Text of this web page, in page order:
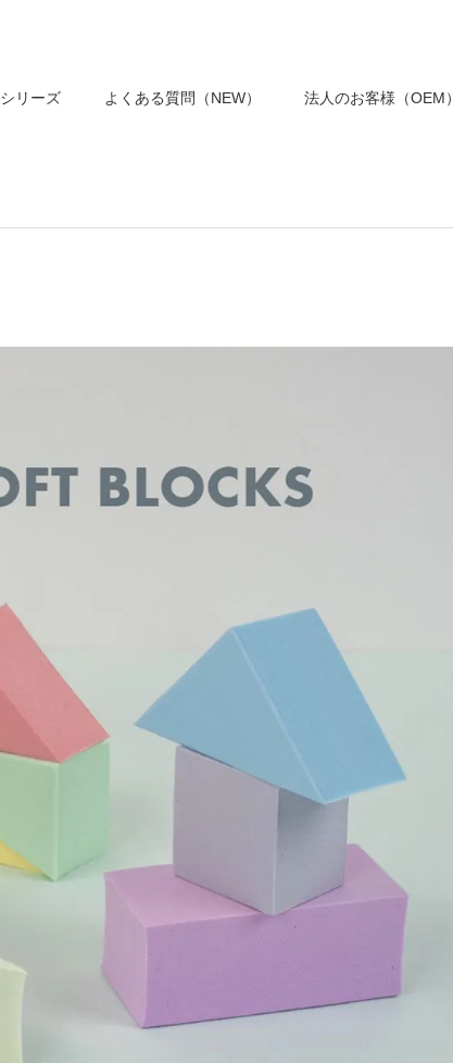
シリーズ よくある質問（NEW） 法人のお客様（OEM）